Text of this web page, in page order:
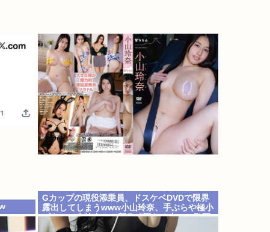
Gカップの現役添乗員、ドスケベDVDで限界
露出してしまうwww小山玲奈、手ぶらや極小
ビキニで大放出！！新作「聖なる山」の動画
＆画像まとめ！